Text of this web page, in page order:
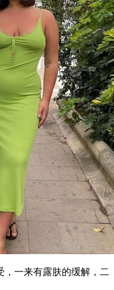
一来有露肤的缓解，二